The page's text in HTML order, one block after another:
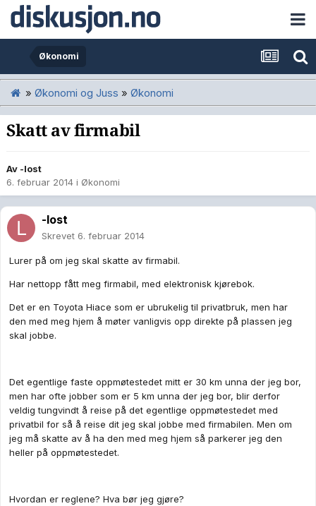
Økonomi
» Økonomi og Juss » Økonomi
Skatt av firmabil
Av -lost
6. februar 2014 i Økonomi
-lost
Skrevet 6. februar 2014
Lurer på om jeg skal skatte av firmabil.
Har nettopp fått meg firmabil, med elektronisk kjørebok.
Det er en Toyota Hiace som er ubrukelig til privatbruk, men har
den med meg hjem å møter vanligvis opp direkte på plassen jeg
skal jobbe.
Det egentlige faste oppmøtestedet mitt er 30 km unna der jeg bor,
men har ofte jobber som er 5 km unna der jeg bor, blir derfor
veldig tungvindt å reise på det egentlige oppmøtestedet med
privatbil for så å reise dit jeg skal jobbe med firmabilen. Men om
jeg må skatte av å ha den med meg hjem så parkerer jeg den
heller på oppmøtestedet.
Hvordan er reglene? Hva bør jeg gjøre?